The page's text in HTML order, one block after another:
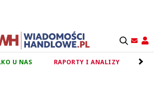
U NAS RAPORTY I ANALIZY